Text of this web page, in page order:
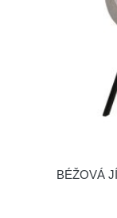
BÉŽOVÁ